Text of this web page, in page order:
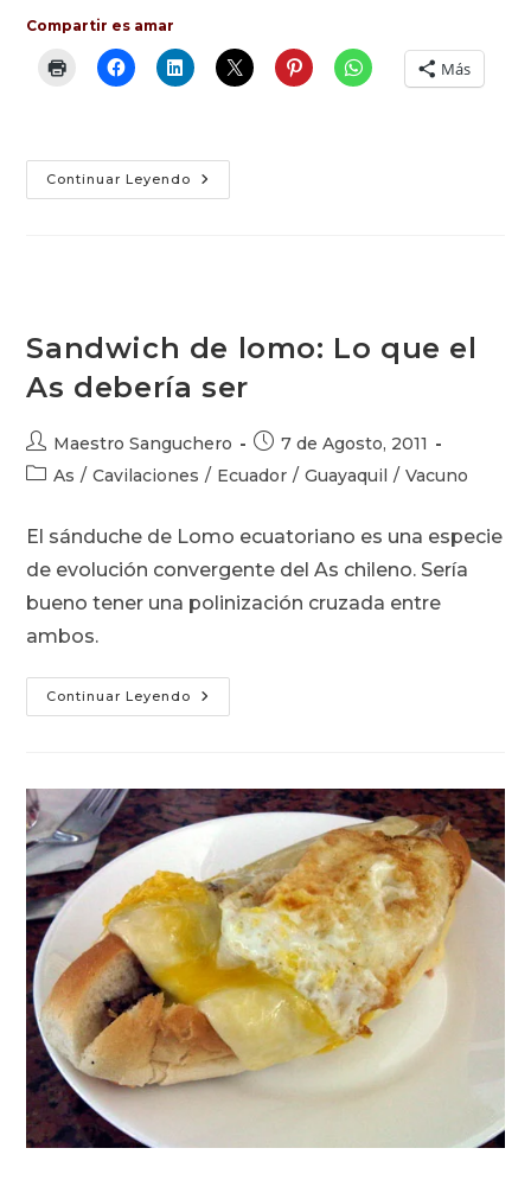
Compartir es amar
Más
Continuar Leyendo As
Queso
Sandwich de lomo: Lo que el
As debería ser
Autor
de
Maestro Sanguchero
Publicación
de
7 de Agosto, 2011
Categoría
entrada:
As / Cavilaciones / Ecuador / Guayaquil / Vacuno
El sánduche de Lomo ecuatoriano es una especie
de evolución convergente del As chileno. Sería
bueno tener una polinización cruzada entre
ambos.
Continuar Leyendo Sandwich
De
As
Debería
Ser